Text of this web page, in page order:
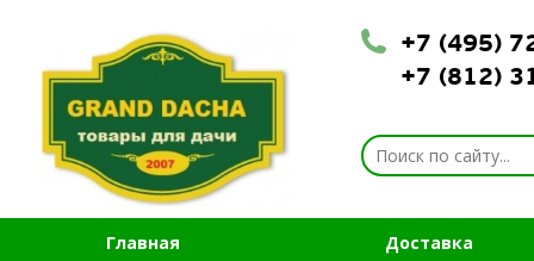
+7 (495)
+7 (812)
Главная Доставка